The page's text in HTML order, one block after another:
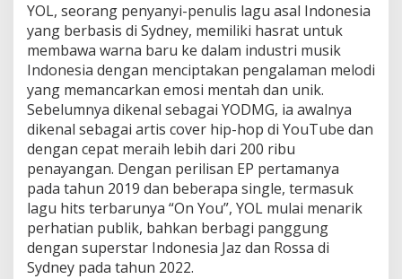
YOL, seorang penyanyi-penulis lagu asal Indonesia
yang berbasis di Sydney, memiliki hasrat untuk
membawa warna baru ke dalam industri musik
Indonesia dengan menciptakan pengalaman melodi
yang memancarkan emosi mentah dan unik.
Sebelumnya dikenal sebagai YODMG, ia awalnya
dikenal sebagai artis cover hip-hop di YouTube dan
dengan cepat meraih lebih dari 200 ribu
penayangan. Dengan perilisan EP pertamanya
pada tahun 2019 dan beberapa single, termasuk
lagu hits terbarunya “On You”, YOL mulai menarik
perhatian publik, bahkan berbagi panggung
dengan superstar Indonesia Jaz dan Rossa di
Sydney pada tahun 2022.